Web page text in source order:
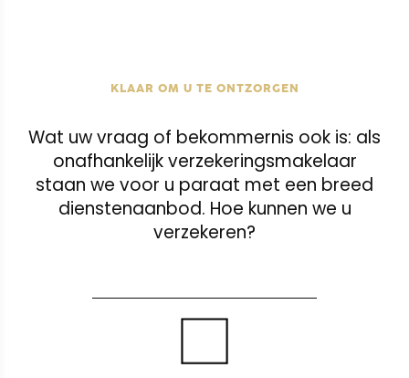
KLAAR OM U TE ONTZORGEN
Wat uw vraag of bekommernis ook is: als
onafhankelijk verzekeringsmakelaar
staan we voor u paraat met een breed
dienstenaanbod. Hoe kunnen we u
verzekeren?